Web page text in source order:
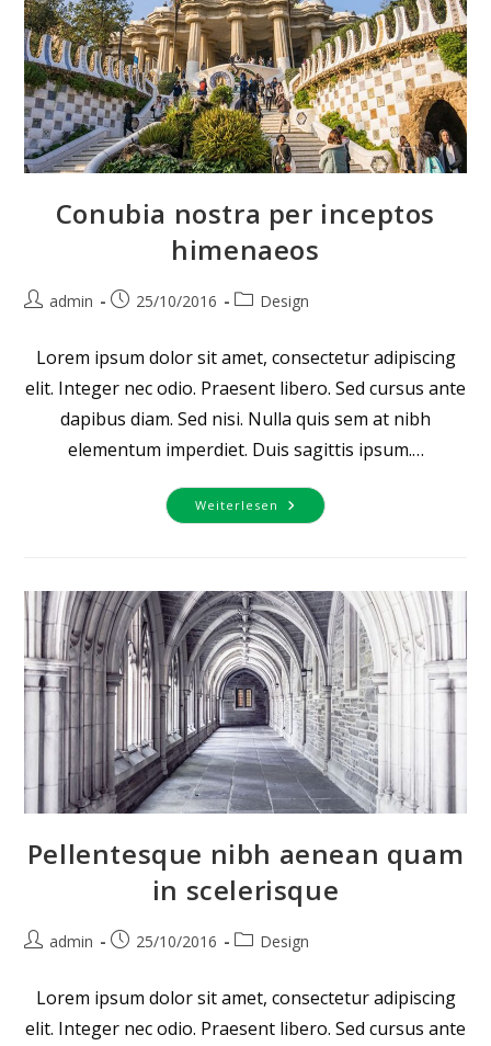
Conubia nostra per inceptos
himenaeos
Beitrags-
admin
Beitrag25/10/2016
Beitrags-
Design
Lorem ipsum dolor sit amet, consectetur adipiscing
elit. Integer nec odio. Praesent libero. Sed cursus ante
dapibus diam. Sed nisi. Nulla quis sem at nibh
elementum imperdiet. Duis sagittis ipsum.…
Weiterlesen Conubia
Nostra
Pellentesque nibh aenean quam
in scelerisque
Beitrags-
admin
Beitrag25/10/2016
Beitrags-
Design
Lorem ipsum dolor sit amet, consectetur adipiscing
elit. Integer nec odio. Praesent libero. Sed cursus ante